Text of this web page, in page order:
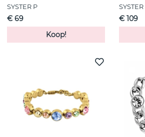
SYSTER P
€ 69
Koop!
SYSTER
€ 109